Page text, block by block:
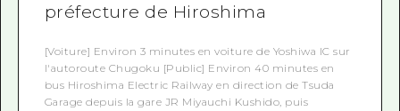
préfecture de Hiroshima
[Voiture] Environ 3 minutes en voiture de Yoshiwa IC sur
l'autoroute Chugoku [Public] Environ 40 minutes en
bus Hiroshima Electric Railway en direction de Tsuda
Garage depuis la gare JR Miyauchi Kushido, puis